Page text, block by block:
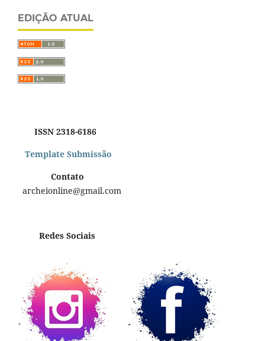
EDIÇÃO ATUAL
ISSN 2318-6186
Template Submissão
Contato
archeionline@gmail.com
Redes Sociais